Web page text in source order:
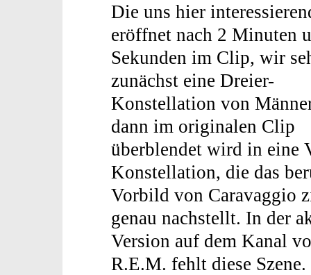
Die uns hier
eröffnet nach 2 Minuten
Sekunden im Clip, wir
zunächst eine Dreier-
Konstellation von
dann im originalen Clip
überblendet wird in eine
Konstellation, die das
Vorbild von Caravaggio
genau nachstellt. In der
Version auf dem Kanal
R.E.M. fehlt diese Szene.